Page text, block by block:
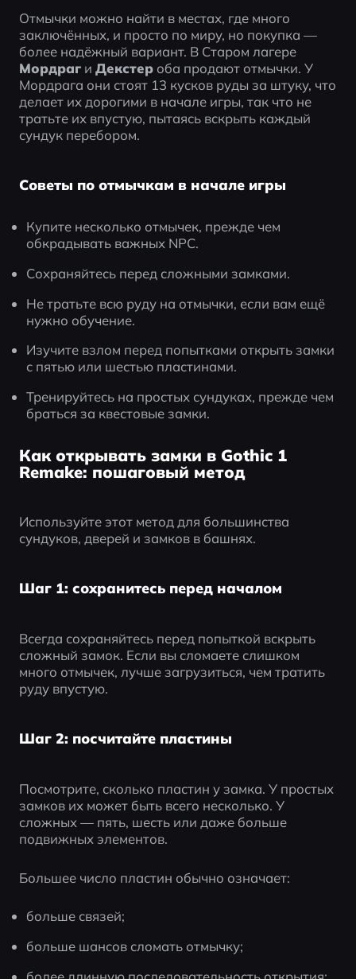
Отмычки можно найти в местах, где много
заключённых, и просто по миру, но покупка —
более надёжный вариант. В Старом лагере
Мордраг и Декстер оба продают отмычки. У
Мордрага они стоят 13 кусков руды за штуку, что
делает их дорогими в начале игры, так что не
тратьте их впустую, пытаясь вскрыть каждый
сундук перебором.
Советы по отмычкам в начале игры
Купите несколько отмычек, прежде чем
обкрадывать важных NPC.
Сохраняйтесь перед сложными замками.
Не тратьте всю руду на отмычки, если вам ещё
нужно обучение.
Изучите взлом перед попытками открыть замки
с пятью или шестью пластинами.
Тренируйтесь на простых сундуках, прежде чем
браться за квестовые замки.
Как открывать замки в Gothic 1
Remake: пошаговый метод
Используйте этот метод для большинства
сундуков, дверей и замков в башнях.
Шаг 1: сохранитесь перед началом
Всегда сохраняйтесь перед попыткой вскрыть
сложный замок. Если вы сломаете слишком
много отмычек, лучше загрузиться, чем тратить
руду впустую.
Шаг 2: посчитайте пластины
Посмотрите, сколько пластин у замка. У простых
замков их может быть всего несколько. У
сложных — пять, шесть или даже больше
подвижных элементов.
Большее число пластин обычно означает:
больше связей;
больше шансов сломать отмычку;